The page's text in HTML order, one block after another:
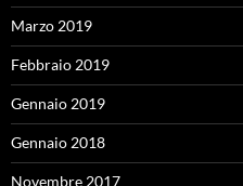
Marzo 2019
Febbraio 2019
Gennaio 2019
Gennaio 2018
Novembre 2017